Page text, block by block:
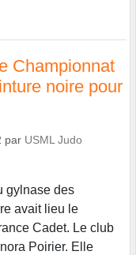
Championnat
noire pour
par USML Judo
gylnase des
avait lieu le
Cadet. Le club
Poirier. Elle